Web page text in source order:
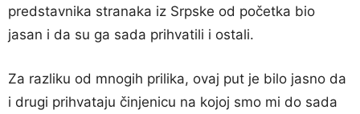
predstavnika stranaka iz Srpske od početka bio
jasan i da su ga sada prihvatili i ostali.
Za razliku od mnogih prilika, ovaj put je bilo jasno da
i drugi prihvataju činjenicu na kojoj smo mi do sada